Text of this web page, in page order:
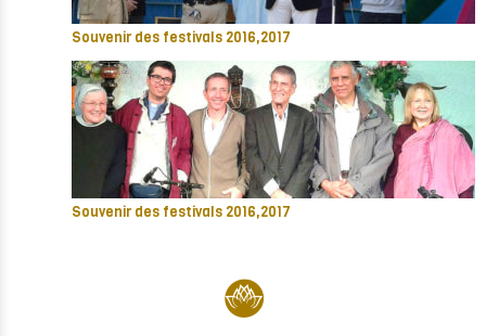
Souvenir des festivals 2016,2017
Souvenir des festivals 2016,2017